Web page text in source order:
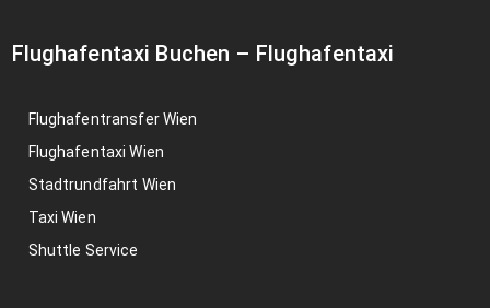
Flughafentaxi Buchen – Flughafentaxi
Flughafentransfer Wien
Flughafentaxi Wien
Stadtrundfahrt Wien
Taxi Wien
Shuttle Service